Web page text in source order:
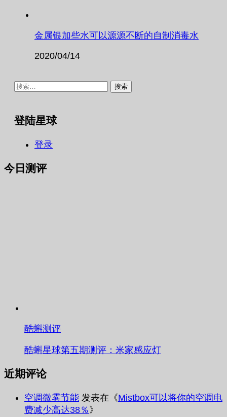
金属银加些水可以源源不断的自制消毒水
2020/04/14
搜
登陆星球
登录
今日测评
酷蝌测评
酷蝌星球第五期测评：米家感应灯
近期评论
空调微雾节能 发表在《Mistbox可以将你的空调电
费减少高达38％ 》